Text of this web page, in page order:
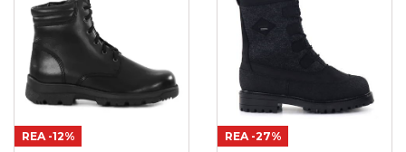
REA -12% REA -27%